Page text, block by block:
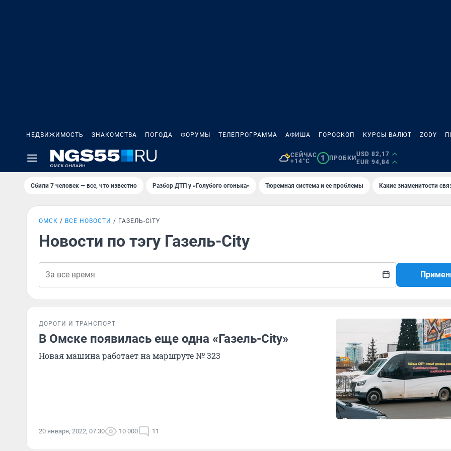
НЕДВИЖИМОСТЬ ЗНАКОМСТВА ПОГОДА ФОРУМЫ ТЕЛЕПРОГРАММА АФИША ГОРОСКОП КУРСЫ ВАЛЮТ ZODY
СЕЙЧАС
+14°C
1 ПРОБКИ
USD 82,17
EUR 94,84
Сбили 7 человек — все, что известно Разбор ДТП у «Голубого огонька» Тюремная система и ее проблемы Какие знаменитости
ОМСК ВСЕ НОВОСТИ ГАЗЕЛЬ-CITY
Новости по тэгу Газель-City
ДОРОГИ И ТРАНСПОРТ
В Омске появилась еще одна «Газель-City»
Новая машина работает на маршруте № 323
20 января, 2022, 07:30 10 000 11